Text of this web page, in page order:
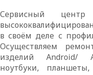
Сервисный
в своём деле с
Осуществляем
изделий Android/
ноутбуки,